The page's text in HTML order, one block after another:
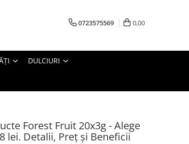
0723575569 0,00
DULCIURI
Forest Fruit 20x3g - Alege
lei. Detalii, Preț și Beneficii